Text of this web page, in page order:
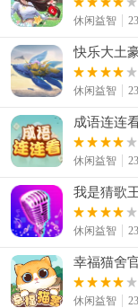
休闲益智
快乐大土
休闲益智
成语连连
休闲益智
我是猜歌
休闲益智
幸福猫舍
休闲益智